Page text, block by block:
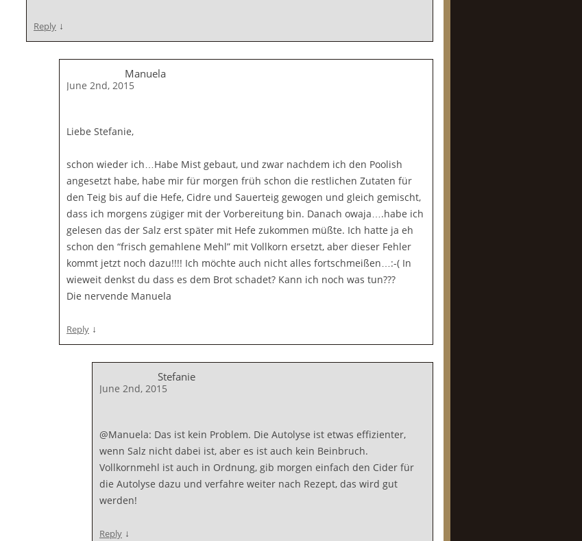
Reply ↓
Manuela
June 2nd, 2015
Liebe Stefanie,
schon wieder ich…Habe Mist gebaut, und zwar nachdem ich den Poolish
angesetzt habe, habe mir für morgen früh schon die restlichen Zutaten für
den Teig bis auf die Hefe, Cidre und Sauerteig gewogen und gleich gemischt,
dass ich morgens zügiger mit der Vorbereitung bin. Danach owaja….habe ich
gelesen das der Salz erst später mit Hefe zukommen müßte. Ich hatte ja eh
schon den “frisch gemahlene Mehl” mit Vollkorn ersetzt, aber dieser Fehler
kommt jetzt noch dazu!!!! Ich möchte auch nicht alles fortschmeißen…:-( In
wieweit denkst du dass es dem Brot schadet? Kann ich noch was tun???
Die nervende Manuela
Reply ↓
Stefanie
June 2nd, 2015
@Manuela: Das ist kein Problem. Die Autolyse ist etwas effizienter,
wenn Salz nicht dabei ist, aber es ist auch kein Beinbruch.
Vollkornmehl ist auch in Ordnung, gib morgen einfach den Cider für
die Autolyse dazu und verfahre weiter nach Rezept, das wird gut
werden!
Reply ↓